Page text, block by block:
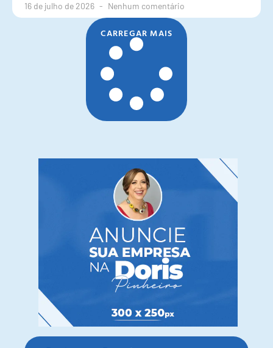
16 de julho de 2026 Nenhum comentário
CARREGAR MAIS